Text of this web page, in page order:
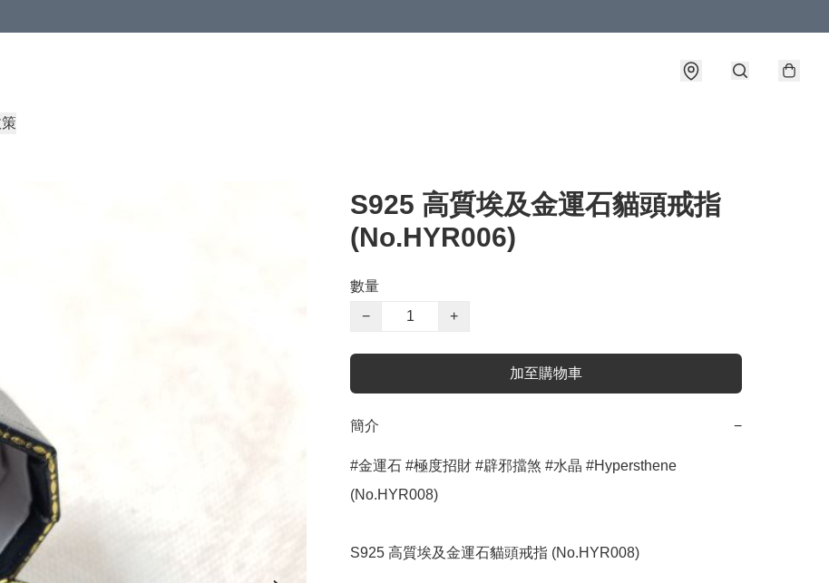
S925 高質埃及金運石貓頭戒指
(No.HYR006)
數量
−
+
加至購物車
簡介 −
#金運石 #極度招財 #辟邪擋煞 #水晶 #Hypersthene
(No.HYR008)
S925 高質埃及金運石貓頭戒指 (No.HYR008)